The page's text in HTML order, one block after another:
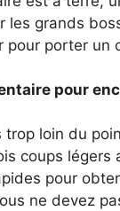
les grands
pour porter un
pour
trop loin du
coups légers
pour
ne devez